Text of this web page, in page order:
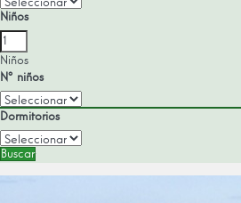
Niños
Niños
Nº niños
Dormitorios
Buscar